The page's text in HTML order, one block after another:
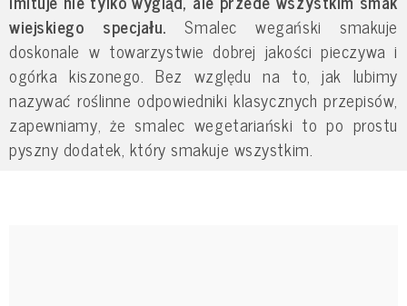
wiejskiego specjału. Smalec wegański smakuje
doskonale w towarzystwie dobrej jakości pieczywa i
ogórka kiszonego. Bez względu na to, jak lubimy
nazywać roślinne odpowiedniki klasycznych przepisów,
zapewniamy, że smalec wegetariański to po prostu
pyszny dodatek, który smakuje wszystkim.